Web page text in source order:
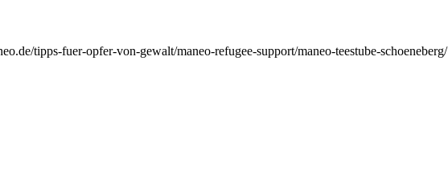
tipps-fuer-opfer-von-gewalt/maneo-refugee-support/maneo-teestube-schoeneberg/